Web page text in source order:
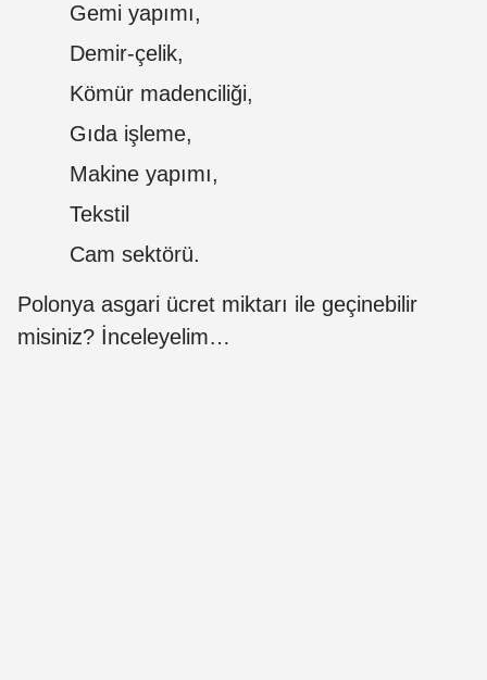
Gemi yapımı,
Demir-çelik,
Kömür madenciliği,
Gıda işleme,
Makine yapımı,
Tekstil
Cam sektörü.
Polonya asgari ücret miktarı ile geçinebilir
misiniz? İnceleyelim…